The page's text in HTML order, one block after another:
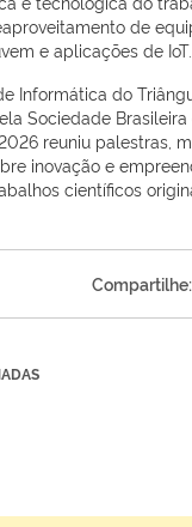
de
e aplicações de IoT.
Informática do
Sociedade
reuniu palestras,
inovação e
científicos
Compartilhe: